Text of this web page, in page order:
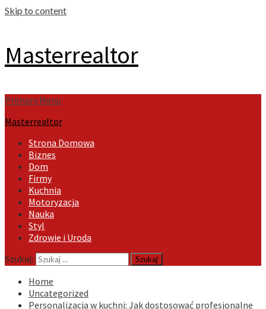
Skip to content
Masterrealtor
Primary Menu
Masterrealtor
Strona Domowa
Biznes
Dom
Firmy
Kuchnia
Motoryzacja
Nauka
Styl
Zdrowie i Uroda
Szukaj:
Home
Uncategorized
Personalizacja w kuchni: Jak dostosować profesjonalne